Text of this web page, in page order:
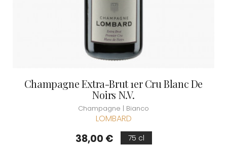
Champagne Extra-Brut 1er Cru Blanc De
Noirs N.V.
Champagne | Bianco
LOMBARD
Prezzo
38,00 € 75 cl